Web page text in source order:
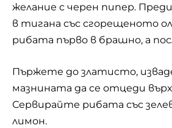
желание с черен пипер.
в тигана със сгорещеното
рибата първо в брашно, а
Пържете до златисто,
мазнината да се отцеди
Сервирайте рибата със
лимон.